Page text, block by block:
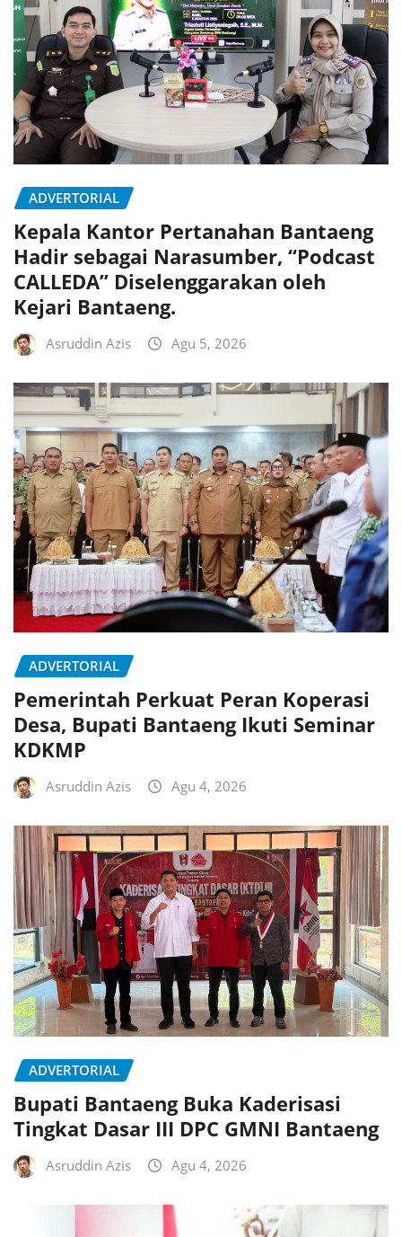
ADVERTORIAL
Kepala Kantor Pertanahan Bantaeng
Hadir sebagai Narasumber, “Podcast
CALLEDA” Diselenggarakan oleh
Kejari Bantaeng.
Asruddin Azis Agu 5, 2026
ADVERTORIAL
Pemerintah Perkuat Peran Koperasi
Desa, Bupati Bantaeng Ikuti Seminar
KDKMP
Asruddin Azis Agu 4, 2026
ADVERTORIAL
Bupati Bantaeng Buka Kaderisasi
Tingkat Dasar III DPC GMNI Bantaeng
Asruddin Azis Agu 4, 2026